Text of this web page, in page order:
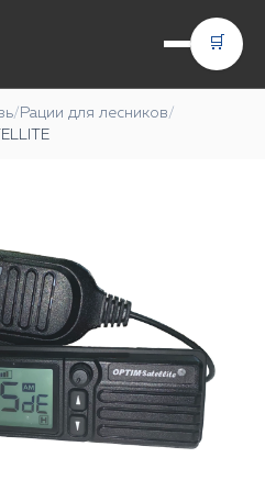
🛒
/ Рации для лесников/